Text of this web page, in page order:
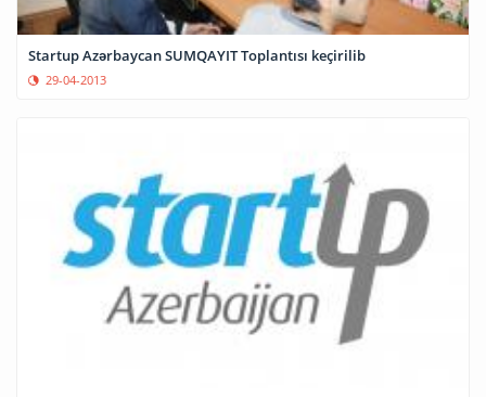
Startup Azərbaycan SUMQAYIT Toplantısı keçirilib
29-04-2013